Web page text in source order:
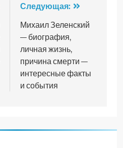
Следующая:
Михаил Зеленский
— биография,
личная жизнь,
причина смерти —
интересные факты
и события